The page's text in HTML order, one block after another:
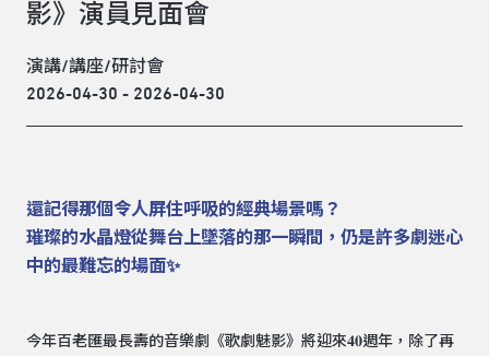
影》演員見面會
演講/講座/研討會
2026-04-30 - 2026-04-30
還記得那個令人屏住呼吸的經典場景嗎？
璀璨的水晶燈從舞台上墜落的那一瞬間，仍是許多劇迷心
中的最難忘的場面✨
今年百老匯最長壽的音樂劇《歌劇魅影》將迎來𝟒𝟎週年，除了再